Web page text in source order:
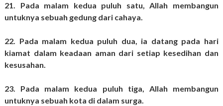
21. Pada malam kedua puluh satu, Allah membangun
untuknya sebuah gedung dari cahaya.
22. Pada malam kedua puluh dua, ia datang pada hari
kiamat dalam keadaan aman dari setiap kesedihan dan
kesusahan.
23. Pada malam kedua puluh tiga, Allah membangun
untuknya sebuah kota di dalam surga.